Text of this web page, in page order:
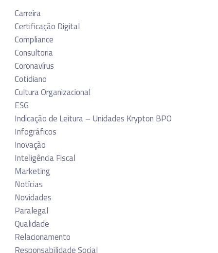
Carreira
Certificação Digital
Compliance
Consultoria
Coronavírus
Cotidiano
Cultura Organizacional
ESG
Indicação de Leitura – Unidades Krypton BPO
Infográficos
Inovação
Inteligência Fiscal
Marketing
Notícias
Novidades
Paralegal
Qualidade
Relacionamento
Responsabilidade Social